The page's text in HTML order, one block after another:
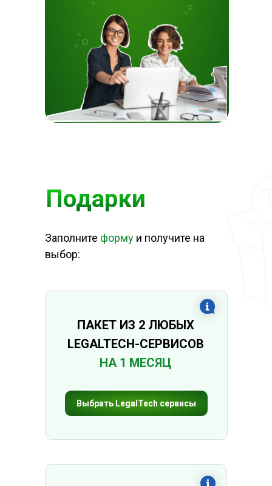
Выбрать LegalTech сервисы
ПАКЕТ ИЗ 2 ЛЮБЫХ
LEGALTECH-СЕРВИСОВ
НА 1 МЕСЯЦ
Подарки
Заполните форму и получите на
выбор: